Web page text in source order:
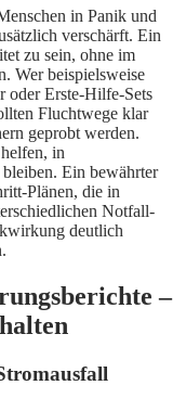
in Panik und
verschärft. Ein
zu sein, ohne im
Wer beispielsweise
oder Erste-Hilfe-Sets
Fluchtwege klar
geprobt werden.
in
Ein bewährter
Plänen, die in
Notfall­
deutlich
–